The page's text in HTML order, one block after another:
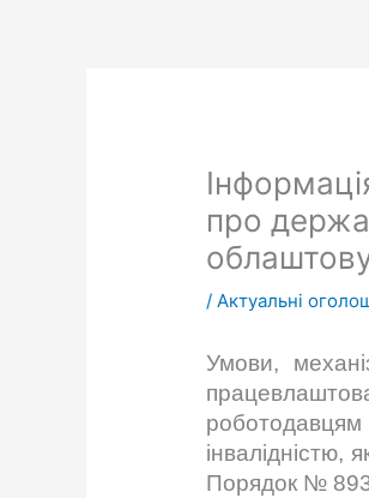
про
/Актуальні
Умови,
інвалідністю,
Порядок №